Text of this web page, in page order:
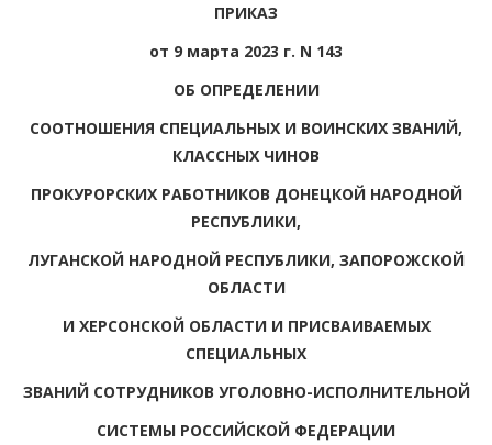
ПРИКАЗ
от 9 марта 2023 г. N 143
ОБ ОПРЕДЕЛЕНИИ
СООТНОШЕНИЯ СПЕЦИАЛЬНЫХ И ВОИНСКИХ ЗВАНИЙ,
КЛАССНЫХ ЧИНОВ
ПРОКУРОРСКИХ РАБОТНИКОВ ДОНЕЦКОЙ НАРОДНОЙ
РЕСПУБЛИКИ,
ЛУГАНСКОЙ НАРОДНОЙ РЕСПУБЛИКИ, ЗАПОРОЖСКОЙ
ОБЛАСТИ
И ХЕРСОНСКОЙ ОБЛАСТИ И ПРИСВАИВАЕМЫХ
СПЕЦИАЛЬНЫХ
ЗВАНИЙ СОТРУДНИКОВ УГОЛОВНО-ИСПОЛНИТЕЛЬНОЙ
СИСТЕМЫ РОССИЙСКОЙ ФЕДЕРАЦИИ